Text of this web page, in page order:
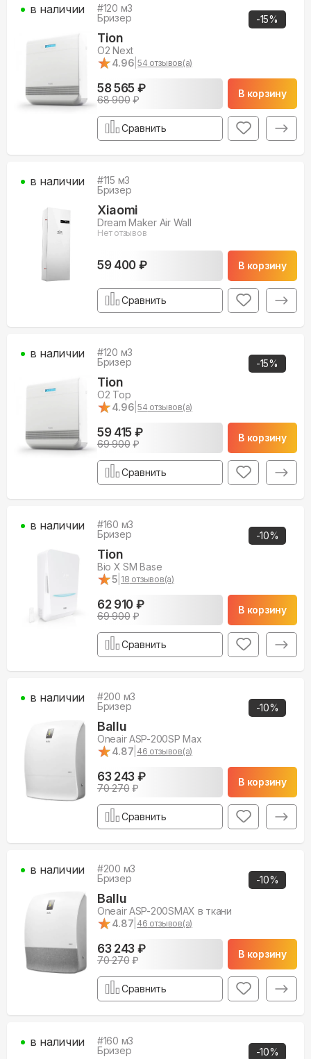
-15%
#120 м3
Бризер
Tion
O2 Next
★
★4.96 |54 отзывов(а)
58 565 ₽
68 900₽
В корзину
в наличии
Сравнить
#115 м3
Бризер
Xiaomi
Dream Maker Air Wall
Нет отзывов
59 400 ₽ В корзину
в наличии
Сравнить
-15%
#120 м3
Бризер
Tion
O2 Top
★
★4.96 |54 отзывов(а)
59 415 ₽
69 900₽
В корзину
в наличии
Сравнить
-10%
#160 м3
Бризер
Tion
Bio X SM Base
★
★5 18 отзывов(а)
62 910 ₽
69 900₽
В корзину
в наличии
Сравнить
-10%
#200 м3
Бризер
Ballu
Oneair ASP-200SP Max
★
★4.87 46 отзывов(а)
63 243 ₽
70 270₽
В корзину
в наличии
Сравнить
-10%
#200 м3
Бризер
Ballu
Oneair ASP-200SMAX в ткани
★
★4.87 46 отзывов(а)
63 243 ₽
70 270₽
В корзину
в наличии
Сравнить
-10%
#160 м3
Бризер
в наличии